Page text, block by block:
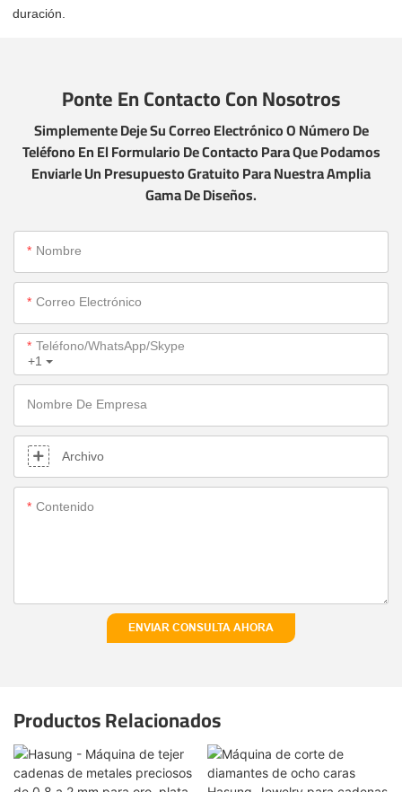
duración.
Ponte En Contacto Con Nosotros
Simplemente Deje Su Correo Electrónico O Número De
Teléfono En El Formulario De Contacto Para Que Podamos
Enviarle Un Presupuesto Gratuito Para Nuestra Amplia
Gama De Diseños.
Nombre
Correo Electrónico
+1
Teléfono/WhatsApp/Skype
Nombre De Empresa
Archivo
Contenido
ENVIAR CONSULTA AHORA
Productos Relacionados